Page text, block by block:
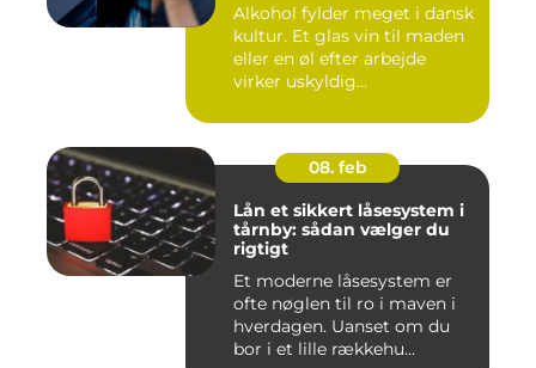
Alkohol fylder meget i dansk
kultur. Et glas vin til maden
eller en øl efter arbejde
virker uskyldig...
08. feb
Lån et sikkert låsesystem i
tårnby: sådan vælger du
rigtigt
Et moderne låsesystem er
ofte nøglen til ro i maven i
hverdagen. Uanset om du
bor i et lille rækkehu...